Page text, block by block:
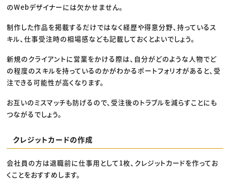
のWebデザイナーには欠かせません。
制作した作品を掲載するだけではなく経歴や得意分野、持っているス
キル、仕事受注時の相場感なども記載しておくとよいでしょう。
新規のクライアントに営業をかける際は、自分がどのような人物でど
の程度のスキルを持っているのかがわかるポートフォリオがあると、受
注できる可能性が高くなります。
お互いのミスマッチも防げるので、受注後のトラブルを減らすことにも
つながるでしょう。
クレジットカードの作成
会社員の方は退職前に仕事用として1枚、クレジットカードを作ってお
くことをおすすめします。